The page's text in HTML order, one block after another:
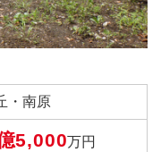
・南原
5,000万円